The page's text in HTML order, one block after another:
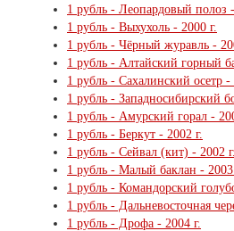
1 рубль - Леопардовый полоз -
1 рубль - Выхухоль - 2000 г.
1 рубль - Чёрный журавль -
1 рубль - Алтайский горный
1 рубль - Cахалинский осетр -
1 рубль - Западносибирский
1 рубль - Амурский горал -
1 рубль - Беркут - 2002 г.
1 рубль - Сейвал (кит) - 2002 г.
1 рубль - Малый баклан - 2003
1 рубль - Командорский
1 рубль - Дальневосточная
1 рубль - Дрофа - 2004 г.